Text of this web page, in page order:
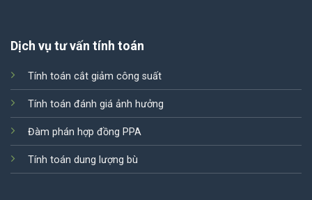
Dịch vụ tư vấn tính toán
Tính toán cắt giảm công suất
Tính toán đánh giá ảnh hưởng
Đàm phán hợp đồng PPA
Tính toán dung lượng bù